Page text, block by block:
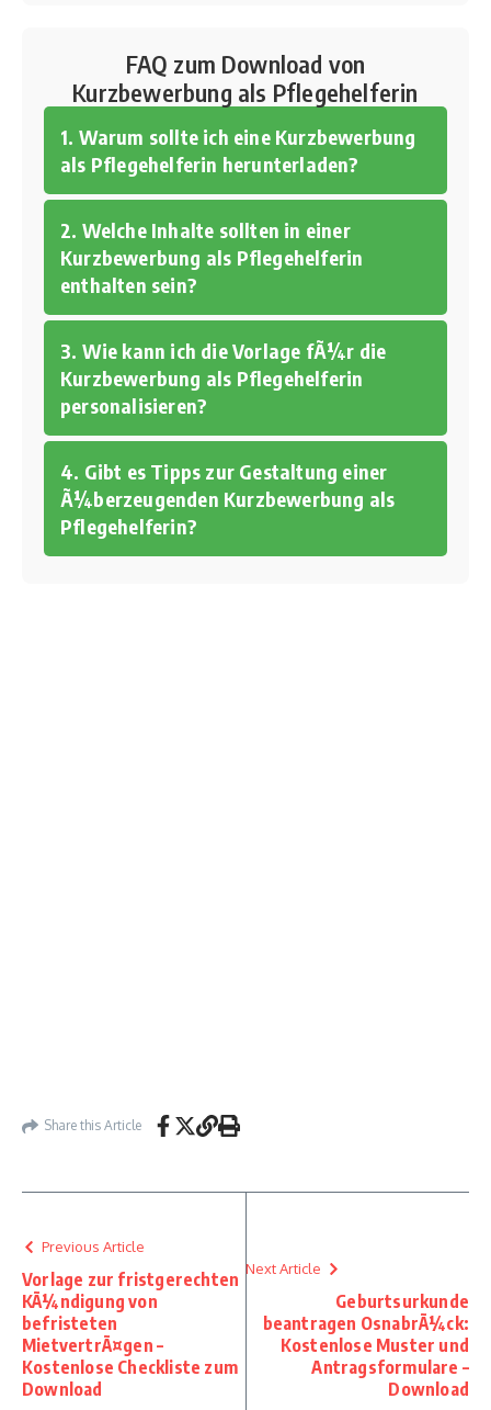
FAQ zum Download von
Kurzbewerbung als Pflegehelferin
1. Warum sollte ich eine Kurzbewerbung
als Pflegehelferin herunterladen?
2. Welche Inhalte sollten in einer
Kurzbewerbung als Pflegehelferin
enthalten sein?
3. Wie kann ich die Vorlage fÃ¼r die
Kurzbewerbung als Pflegehelferin
personalisieren?
4. Gibt es Tipps zur Gestaltung einer
Ã¼berzeugenden Kurzbewerbung als
Pflegehelferin?
Share this Article
Previous Article
Vorlage zur fristgerechten
KÃ¼ndigung von
befristeten
MietvertrÃ¤gen –
Kostenlose Checkliste zum
Download
Next Article
Geburtsurkunde
beantragen OsnabrÃ¼ck:
Kostenlose Muster und
Antragsformulare –
Download